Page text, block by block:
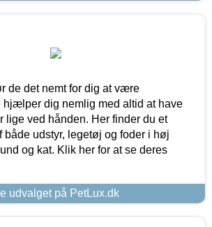
de det nemt for dig at være
dig nemlig med altid at have
lige ved hånden. Her finder du et
både udstyr, legetøj og foder i høj
og kat. Klik her for at se deres
udvalget på PetLux.dk